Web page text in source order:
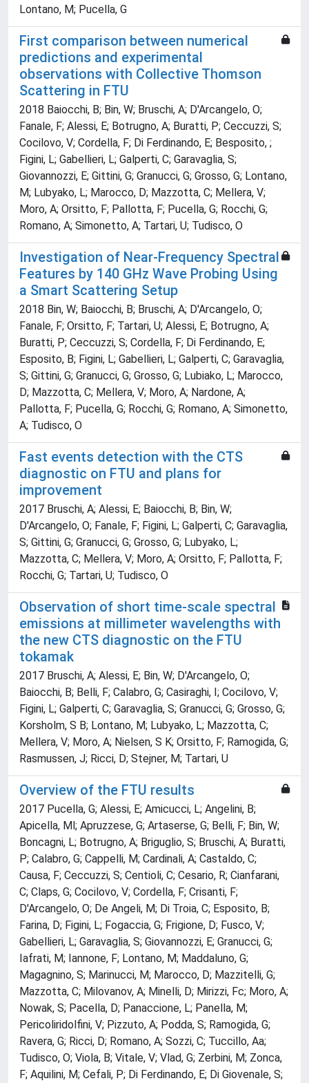
Lontano, M; Pucella, G
First comparison between numerical
predictions and experimental
observations with Collective Thomson
Scattering in FTU
2018 Baiocchi, B; Bin, W; Bruschi, A; D'Arcangelo, O;
Fanale, F; Alessi, E; Botrugno, A; Buratti, P; Ceccuzzi, S;
Cocilovo, V; Cordella, F; Di Ferdinando, E; Besposito, ;
Figini, L; Gabellieri, L; Galperti, C; Garavaglia, S;
Giovannozzi, E; Gittini, G; Granucci, G; Grosso, G; Lontano,
M; Lubyako, L; Marocco, D; Mazzotta, C; Mellera, V;
Moro, A; Orsitto, F; Pallotta, F; Pucella, G; Rocchi, G;
Romano, A; Simonetto, A; Tartari, U; Tudisco, O
Investigation of Near-Frequency Spectral
Features by 140 GHz Wave Probing Using
a Smart Scattering Setup
2018 Bin, W; Baiocchi, B; Bruschi, A; D'Arcangelo, O;
Fanale, F; Orsitto, F; Tartari, U; Alessi, E; Botrugno, A;
Buratti, P; Ceccuzzi, S; Cordella, F; Di Ferdinando, E;
Esposito, B; Figini, L; Gabellieri, L; Galperti, C; Garavaglia,
S; Gittini, G; Granucci, G; Grosso, G; Lubiako, L; Marocco,
D; Mazzotta, C; Mellera, V; Moro, A; Nardone, A;
Pallotta, F; Pucella, G; Rocchi, G; Romano, A; Simonetto,
A; Tudisco, O
Fast events detection with the CTS
diagnostic on FTU and plans for
improvement
2017 Bruschi, A; Alessi, E; Baiocchi, B; Bin, W;
D'Arcangelo, O; Fanale, F; Figini, L; Galperti, C; Garavaglia,
S; Gittini, G; Granucci, G; Grosso, G; Lubyako, L;
Mazzotta, C; Mellera, V; Moro, A; Orsitto, F; Pallotta, F;
Rocchi, G; Tartari, U; Tudisco, O
Observation of short time-scale spectral
emissions at millimeter wavelengths with
the new CTS diagnostic on the FTU
tokamak
2017 Bruschi, A; Alessi, E; Bin, W; D'Arcangelo, O;
Baiocchi, B; Belli, F; Calabro, G; Casiraghi, I; Cocilovo, V;
Figini, L; Galperti, C; Garavaglia, S; Granucci, G; Grosso, G;
Korsholm, S B; Lontano, M; Lubyako, L; Mazzotta, C;
Mellera, V; Moro, A; Nielsen, S K; Orsitto, F; Ramogida, G;
Rasmussen, J; Ricci, D; Stejner, M; Tartari, U
Overview of the FTU results
2017 Pucella, G; Alessi, E; Amicucci, L; Angelini, B;
Apicella, Ml; Apruzzese, G; Artaserse, G; Belli, F; Bin, W;
Boncagni, L; Botrugno, A; Briguglio, S; Bruschi, A; Buratti,
P; Calabro, G; Cappelli, M; Cardinali, A; Castaldo, C;
Causa, F; Ceccuzzi, S; Centioli, C; Cesario, R; Cianfarani,
C; Claps, G; Cocilovo, V; Cordella, F; Crisanti, F;
D'Arcangelo, O; De Angeli, M; Di Troia, C; Esposito, B;
Farina, D; Figini, L; Fogaccia, G; Frigione, D; Fusco, V;
Gabellieri, L; Garavaglia, S; Giovannozzi, E; Granucci, G;
Iafrati, M; Iannone, F; Lontano, M; Maddaluno, G;
Magagnino, S; Marinucci, M; Marocco, D; Mazzitelli, G;
Mazzotta, C; Milovanov, A; Minelli, D; Mirizzi, Fc; Moro, A;
Nowak, S; Pacella, D; Panaccione, L; Panella, M;
Pericoliridolfini, V; Pizzuto, A; Podda, S; Ramogida, G;
Ravera, G; Ricci, D; Romano, A; Sozzi, C; Tuccillo, Aa;
Tudisco, O; Viola, B; Vitale, V; Vlad, G; Zerbini, M; Zonca,
F; Aquilini, M; Cefali, P; Di Ferdinando, E; Di Giovenale, S;